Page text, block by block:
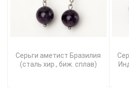
Серьги аметист Бразилия
(сталь хир., биж. сплав)